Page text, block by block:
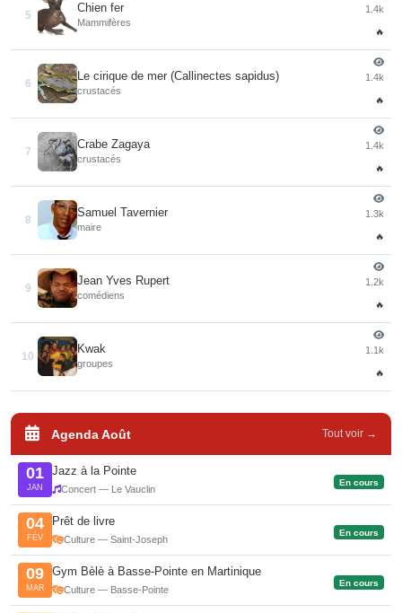
5
Chien fer
Mammifères
1.4k
🔥
6
Le cirique de mer (Callinectes sapidus)
crustacés
1.4k
🔥
7
Crabe Zagaya
crustacés
1.4k
🔥
8
Samuel Tavernier
maire
1.3k
🔥
9
Jean Yves Rupert
comédiens
1.2k
🔥
10
Kwak
groupes
1.1k
🔥
Agenda Août Tout voir →
01
JAN
Jazz à la Pointe
Concert — Le Vauclin
En cours
04
FÉV
Prêt de livre
Culture — Saint-Joseph
En cours
09
MAR
Gym Bèlè à Basse-Pointe en Martinique
Culture — Basse-Pointe
En cours